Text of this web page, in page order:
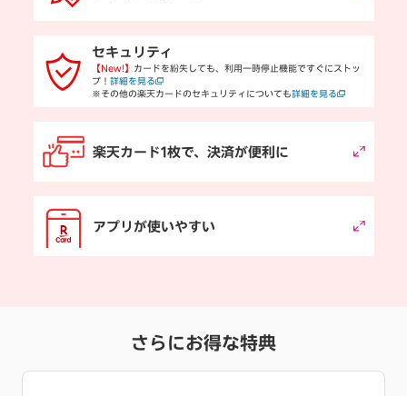
セキュリティ
【New!】
カードを紛失しても、利用一時停止機能ですぐにストッ
プ！ 詳細を見る
※その他の楽天カードのセキュリティについても詳細を見る
楽天カード1枚で、決済が便利に
アプリが使いやすい
さらにお得な特典